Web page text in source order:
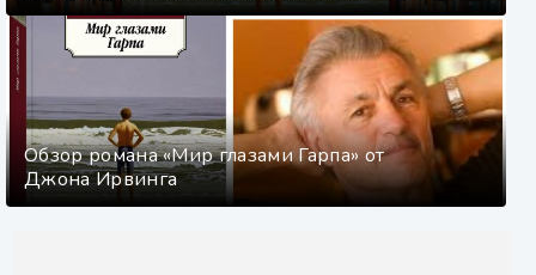
Обзор романа «Мир глазами Гарпа» от
Джона Ирвинга